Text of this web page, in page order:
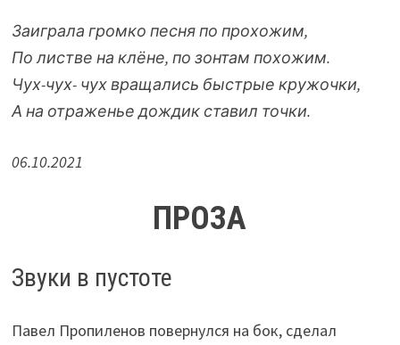
Заиграла громко песня по прохожим,
По листве на клёне, по зонтам похожим.
Чух-чух- чух вращались быстрые кружочки,
А на отраженье дождик ставил точки.
06.10.2021
ПРОЗА
Звуки в пустоте
Павел Пропиленов повернулся на бок, сделал